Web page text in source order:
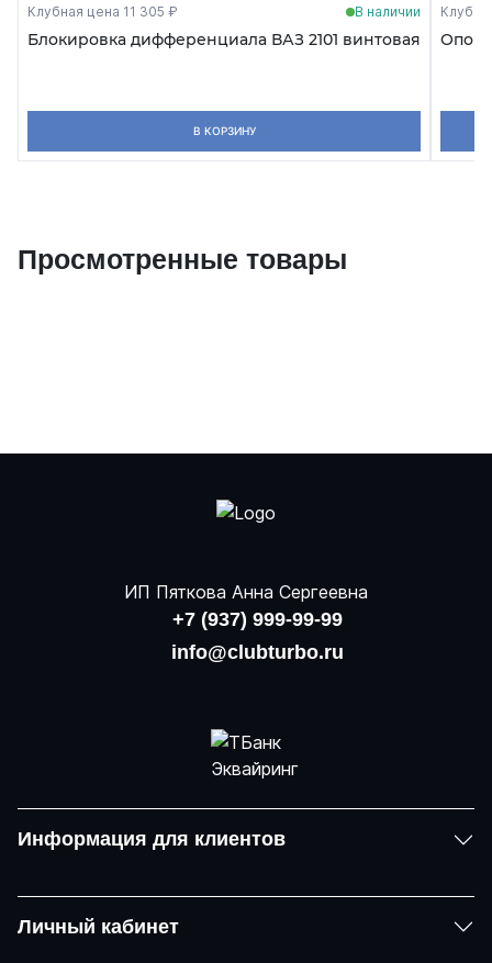
Клубная цена 11 305 ₽ В наличии
Блокировка дифференциала ВАЗ 2101 винтовая
В КОРЗИНУ
Просмотренные товары
ИП Пяткова Анна Сергеевна
+7 (937) 999-99-99
info@clubturbo.ru
Информация для клиентов
Личный кабинет